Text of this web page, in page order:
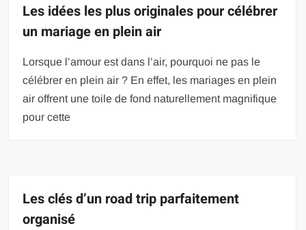
Les idées les plus originales pour célébrer
un mariage en plein air
Lorsque l’amour est dans l’air, pourquoi ne pas le
célébrer en plein air ? En effet, les mariages en plein
air offrent une toile de fond naturellement magnifique
pour cette
Les clés d’un road trip parfaitement
organisé